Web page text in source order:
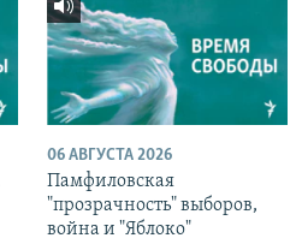
06 АВГУСТА 2026
Памфиловская
"прозрачность" выборов,
война и "Яблоко"